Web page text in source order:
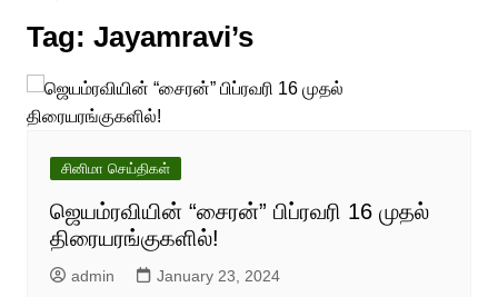
Tag: Jayamravi’s
சினிமா செய்திகள்
ஜெயம்ரவியின் “சைரன்” பிப்ரவரி 16 முதல்
திரையரங்குகளில்!
admin January 23, 2024